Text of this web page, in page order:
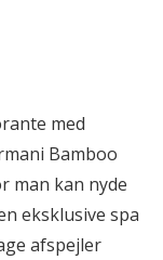
med
Bamboo
man kan nyde
eksklusive spa
afspejler